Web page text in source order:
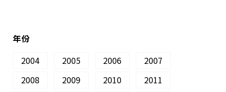
年份
2004
2005 2006
2007
2008
2009 2010
2011